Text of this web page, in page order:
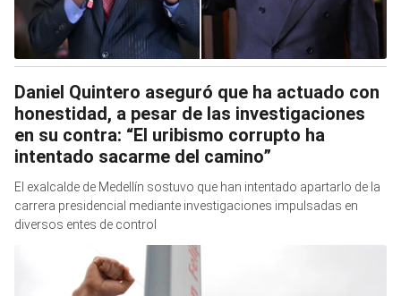
Daniel Quintero aseguró que ha actuado con
honestidad, a pesar de las investigaciones
en su contra: “El uribismo corrupto ha
intentado sacarme del camino”
El exalcalde de Medellín sostuvo que han intentado apartarlo de la
carrera presidencial mediante investigaciones impulsadas en
diversos entes de control